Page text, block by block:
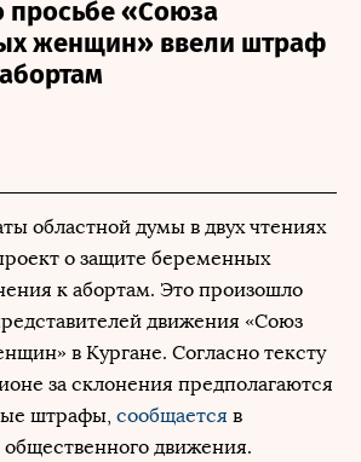
просьбе «Союза
женщин» ввели штраф
областной думы в двух чтениях
о защите беременных
к абортам. Это произошло
движения «Союз
в Кургане. Согласно тексту
за склонения предполагаются
штрафы, сообщается в
движения.